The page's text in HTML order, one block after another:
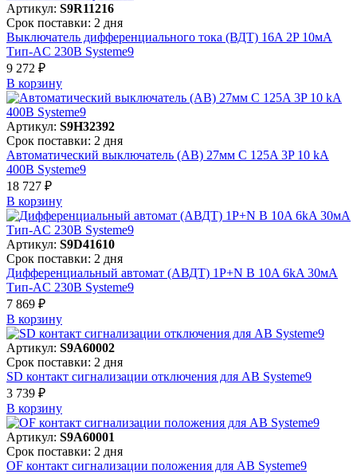
Артикул: S9R11216
Срок поставки: 2 дня
Выключатель дифференциального тока (ВДТ) 16A 2P 10мА
Тип-AC 230В Systeme9
9 272 ₽
В корзинy
Артикул: S9H32392
Срок поставки: 2 дня
Автоматический выключатель (АВ) 27мм C 125A 3P 10 kA
400В Systeme9
18 727 ₽
В корзинy
Артикул: S9D41610
Срок поставки: 2 дня
Дифференциальный автомат (АВДТ) 1P+N B 10A 6kA 30мА
Тип-AC 230В Systeme9
7 869 ₽
В корзинy
Артикул: S9A60002
Срок поставки: 2 дня
SD контакт сигнализации отключения для АВ Systeme9
3 739 ₽
В корзинy
Артикул: S9A60001
Срок поставки: 2 дня
OF контакт сигнализации положения для АВ Systeme9